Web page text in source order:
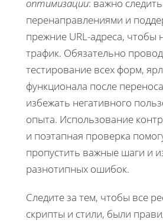
оптимизации: важно
перенаправлениями и
прежние URL-адреса, чтобы
трафик. Обязательно
тестирование всех форм,
функционала после
избежать негативного
опыта. Использование
и поэтапная проверка
пропустить важные шаги и
разнотипных ошибок.
Следите за тем, чтобы все
скрипты и стили, были